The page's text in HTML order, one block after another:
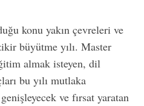
konu yakın çevreleri ve
büyütme yılı. Master
almak isteyen, dil
bu yılı mutlaka
ve fırsat yaratan